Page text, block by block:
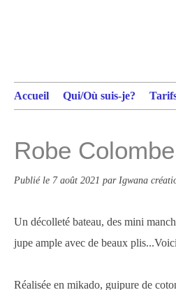
Accueil Qui/Où suis-je?
Robe Colombe
Publié le 7 août 2021 par Igwana
Un décolleté bateau, des mini
jupe ample avec de beaux
Réalisée en mikado, guipure de